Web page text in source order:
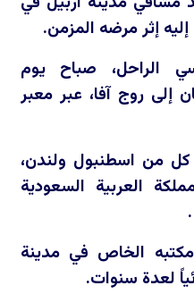
إثر مرضه المزمن.
الراحل، صباح يوم
روج آفا، عبر معبر
من اسطنبول ولندن،
العربية السعودية
الخاص في مدينة
لعدة سنوات.